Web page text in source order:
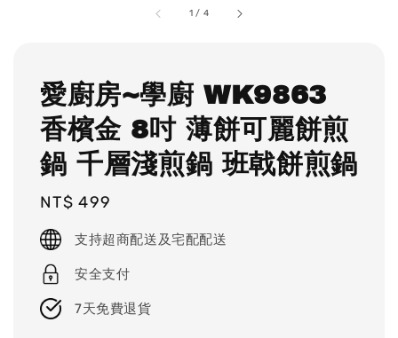
1 / 4
愛廚房~學廚 WK9863
香檳金 8吋 薄餅可麗餅煎
鍋 千層淺煎鍋 班戟餅煎鍋
Regular
price
NT$ 499
支持超商配送及宅配配送
安全支付
7天免費退貨